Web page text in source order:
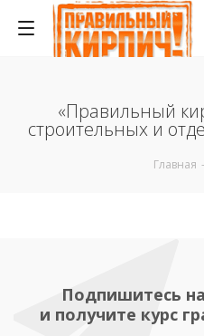
«Правильный
строительных и
Главная -
Подпишитесь
и получите курс